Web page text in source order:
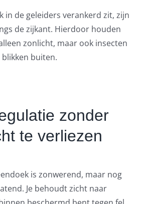
in de geleiders verankerd zit, zijn
de zijkant. Hierdoor houden
zonlicht, maar ook insecten
buiten.
zonder
te verliezen
is zonwerend, maar nog
Je behoudt zicht naar